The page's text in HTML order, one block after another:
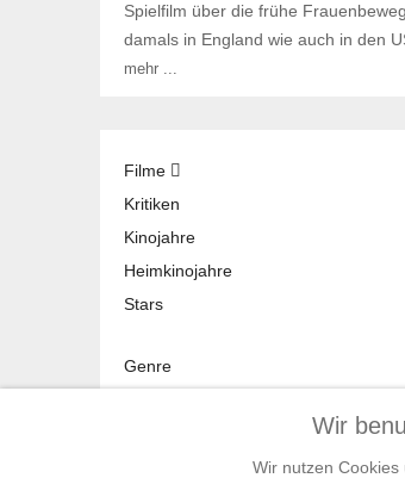
Spielfilm über die frühe
damals in England wie auch in den
mehr ...
Filme
Kritiken
Kinojahre
Heimkinojahre
Stars
Genre
Wir
Wir nutzen